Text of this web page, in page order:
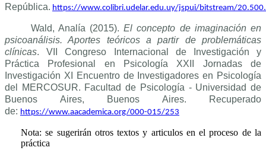
República. https://www.colibri.udelar.edu.uy/jspui/bitstream/
Wald, Analía (2015).El concepto de imaginación en
psicoanálisis. Aportes teóricos a partir de problemáticas
clínicas. VII Congreso Internacional de Investigación y
Práctica Profesional en Psicología XXII Jornadas de
Investigación XI Encuentro de Investigadores en Psicología
del MERCOSUR. Facultad de Psicología - Universidad de
Buenos Aires, Buenos Aires. Recuperado
de: https://www.aacademica.org/000-015/253
Nota: se sugerirán otros textos y articulos en el proceso de la
práctica